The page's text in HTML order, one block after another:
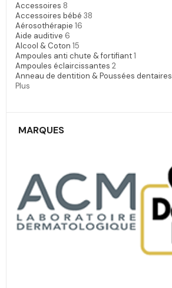
Accessoires 8
Accessoires bébé 38
Aérosothérapie 16
Aide auditive 6
Alcool & Coton 15
Ampoules anti chute & fortifiant1
Ampoules éclaircissantes 2
Anneau de dentition & Poussées dentaires
Plus
MARQUES